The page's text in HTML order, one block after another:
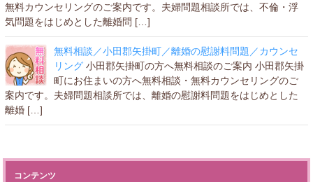
無料カウンセリングのご案内です。夫婦問題相談所では、不倫・浮
気問題をはじめとした離婚問 […]
無料相談／小田郡矢掛町／離婚の慰謝料問題／カウンセ
リング 小田郡矢掛町の方へ無料相談のご案内 小田郡矢掛
町にお住まいの方へ無料相談・無料カウンセリングのご
案内です。夫婦問題相談所では、離婚の慰謝料問題をはじめとした
離婚 […]
コンテンツ